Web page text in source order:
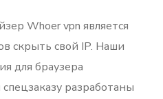
Whoer vpn является
скрыть свой IP. Наши
для браузера
разработаны